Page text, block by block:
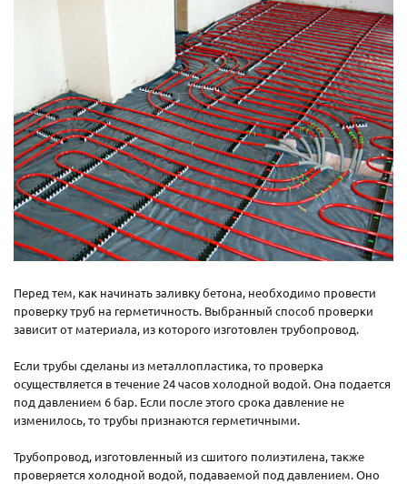
Перед тем, как начинать заливку бетона, необходимо провести
проверку труб на герметичность. Выбранный способ проверки
зависит от материала, из которого изготовлен трубопровод.
Если трубы сделаны из металлопластика, то проверка
осуществляется в течение 24 часов холодной водой. Она подается
под давлением 6 бар. Если после этого срока давление не
изменилось, то трубы признаются герметичными.
Трубопровод, изготовленный из сшитого полиэтилена, также
проверяется холодной водой, подаваемой под давлением. Оно